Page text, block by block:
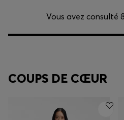
Vous avez consulté
COUPS DE CŒUR